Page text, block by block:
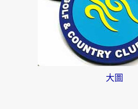
大圖